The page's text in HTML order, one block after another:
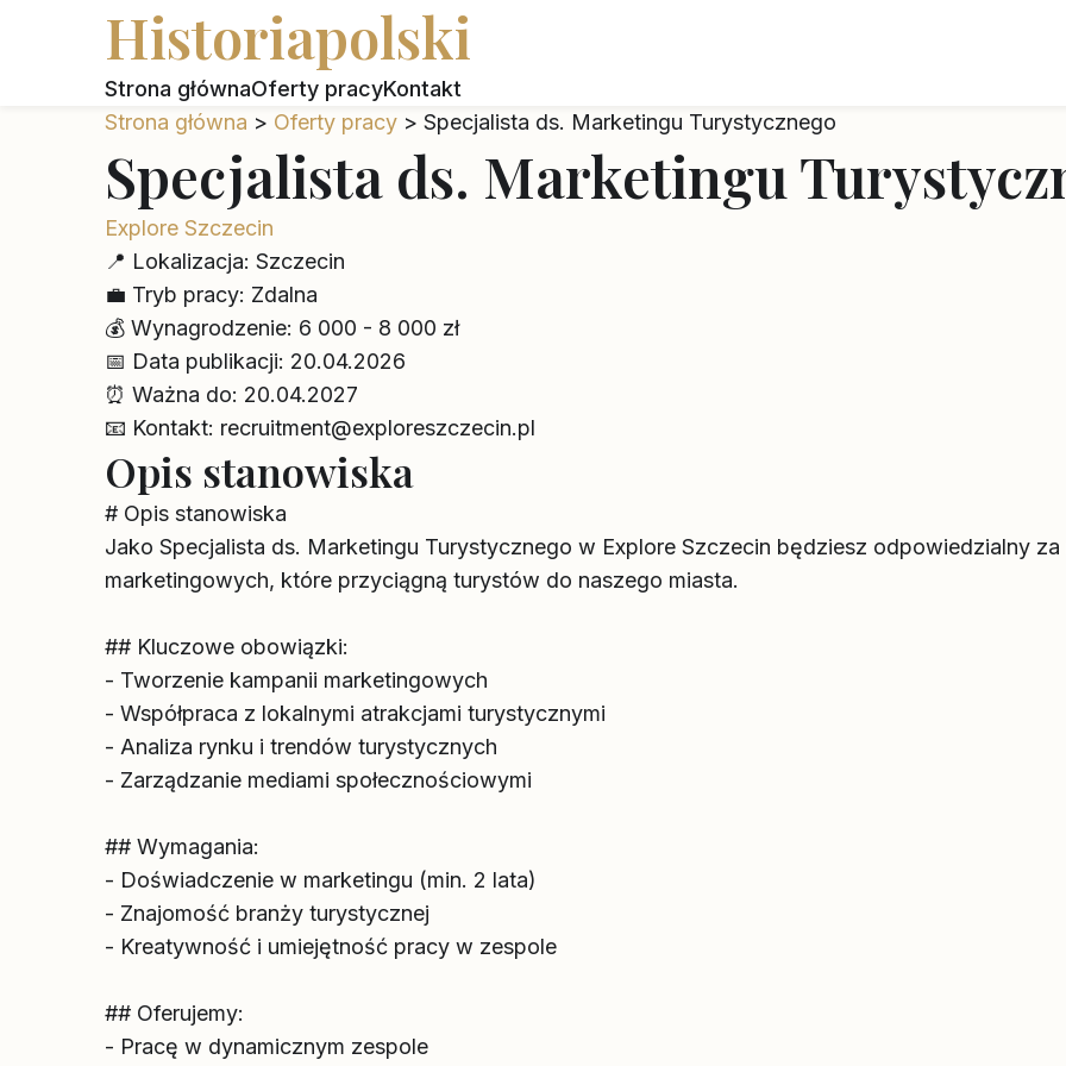
Historiapolski
Strona głównaOferty pracyKontakt
Strona główna > Oferty pracy > Specjalista ds. Marketingu Turystycznego
Specjalista ds. Marketingu
Explore Szczecin
📍 Lokalizacja: Szczecin
💼 Tryb pracy: Zdalna
💰 Wynagrodzenie: 6 000 - 8 000 zł
📅 Data publikacji: 20.04.2026
⏰ Ważna do: 20.04.2027
📧 Kontakt: recruitment@exploreszczecin.pl
Opis stanowiska
# Opis stanowiska
Jako Specjalista ds. Marketingu Turystycznego w Explore Szczecin będziesz odpowiedzialny
marketingowych, które przyciągną turystów do naszego miasta.
## Kluczowe obowiązki:
- Tworzenie kampanii marketingowych
- Współpraca z lokalnymi atrakcjami turystycznymi
- Analiza rynku i trendów turystycznych
- Zarządzanie mediami społecznościowymi
## Wymagania:
- Doświadczenie w marketingu (min. 2 lata)
- Znajomość branży turystycznej
- Kreatywność i umiejętność pracy w zespole
## Oferujemy:
- Pracę w dynamicznym zespole